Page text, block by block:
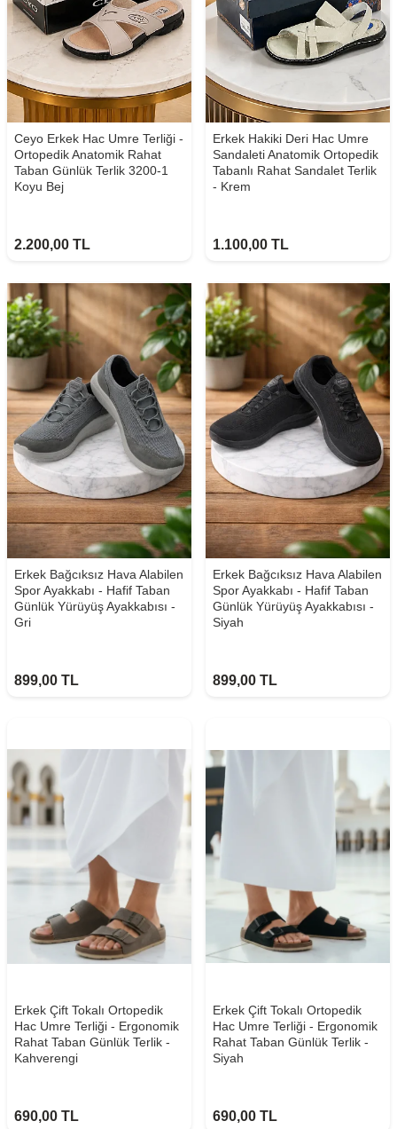
Ceyo Erkek Hac Umre Terliği -
Ortopedik Anatomik Rahat
Taban Günlük Terlik 3200-1
Koyu Bej
2.200,00 TL
Erkek Hakiki Deri Hac Umre
Sandaleti Anatomik Ortopedik
Tabanlı Rahat Sandalet Terlik
- Krem
1.100,00 TL
Erkek Bağcıksız Hava Alabilen
Spor Ayakkabı - Hafif Taban
Günlük Yürüyüş Ayakkabısı -
Gri
899,00 TL
Erkek Bağcıksız Hava Alabilen
Spor Ayakkabı - Hafif Taban
Günlük Yürüyüş Ayakkabısı -
Siyah
899,00 TL
Erkek Çift Tokalı Ortopedik
Hac Umre Terliği - Ergonomik
Rahat Taban Günlük Terlik -
Kahverengi
690,00 TL
Erkek Çift Tokalı Ortopedik
Hac Umre Terliği - Ergonomik
Rahat Taban Günlük Terlik -
Siyah
690,00 TL